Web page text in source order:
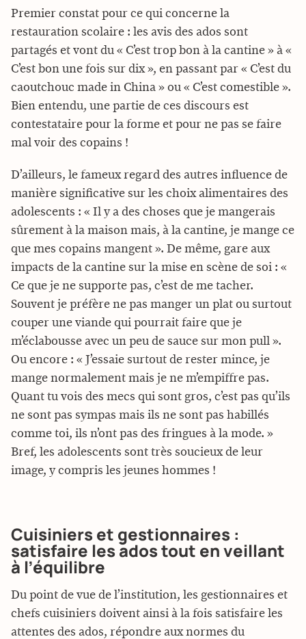
Premier constat pour ce qui concerne la
restauration scolaire : les avis des ados sont
partagés et vont du « C’est trop bon à la cantine » à «
C’est bon une fois sur dix », en passant par « C’est du
caoutchouc made in China » ou « C’est comestible ».
Bien entendu, une partie de ces discours est
contestataire pour la forme et pour ne pas se faire
mal voir des copains !
D’ailleurs, le fameux regard des autres influence de
manière significative sur les choix alimentaires des
adolescents : « Il y a des choses que je mangerais
sûrement à la maison mais, à la cantine, je mange ce
que mes copains mangent ». De même, gare aux
impacts de la cantine sur la mise en scène de soi : «
Ce que je ne supporte pas, c’est de me tacher.
Souvent je préfère ne pas manger un plat ou surtout
couper une viande qui pourrait faire que je
m’éclabousse avec un peu de sauce sur mon pull ».
Ou encore : « J’essaie surtout de rester mince, je
mange normalement mais je ne m’empiffre pas.
Quant tu vois des mecs qui sont gros, c’est pas qu’ils
ne sont pas sympas mais ils ne sont pas habillés
comme toi, ils n’ont pas des fringues à la mode. »
Bref, les adolescents sont très soucieux de leur
image, y compris les jeunes hommes !
Cuisiniers et gestionnaires :
satisfaire les ados tout en veillant
à l’équilibre
Du point de vue de l’institution, les gestionnaires et
chefs cuisiniers doivent ainsi à la fois satisfaire les
attentes des ados, répondre aux normes du